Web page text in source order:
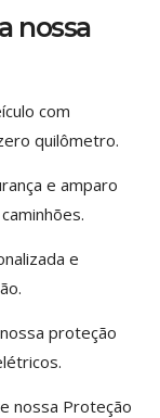
nossa
com
quilômetro.
e amparo
e
proteção
nossa Proteção